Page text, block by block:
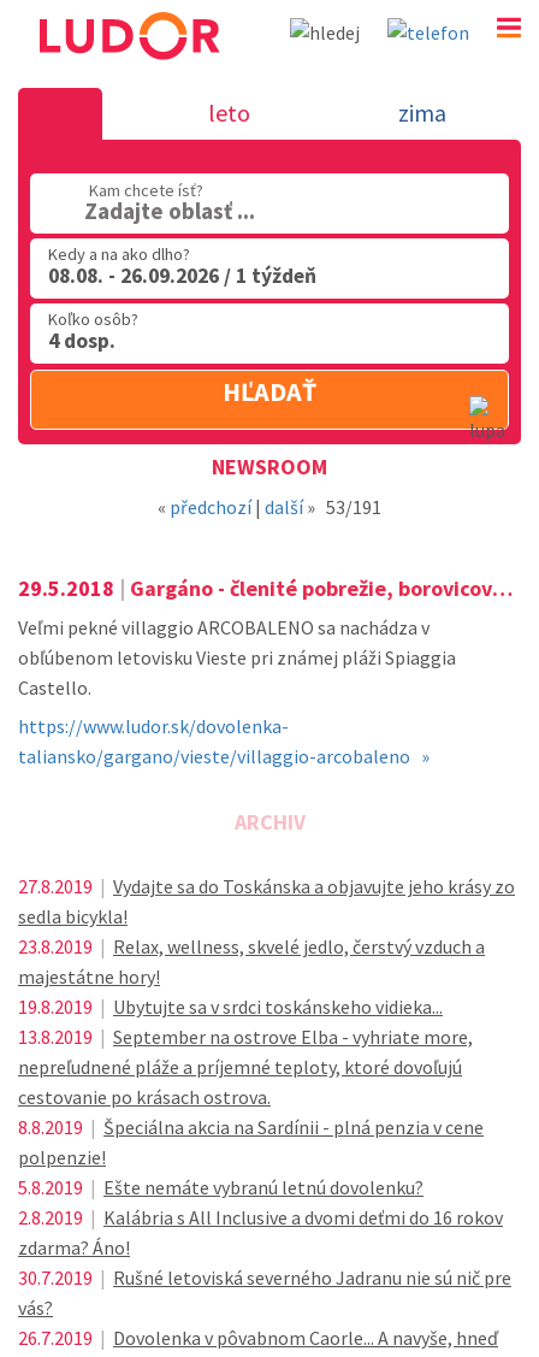
Novinka 29.5.2018 - dovolenka v
02 2063 3182
leto zima
Kam chcete ísť?
Zadajte oblasť ...
Kedy a na ako dlho?
08.08. - 26.09.2026 / 1 týždeň
Koľko osôb?
4 dosp.
HĽADAŤ
NEWSROOM
« předchozí| další» 53/191
29.5.2018 | Gargáno - členité pobrežie, borovicové háje siahajúce až k azúrovému moru, priezračná voda...
Veľmi pekné villaggio ARCOBALENO sa nachádza v
obľúbenom letovisku Vieste pri známej pláži Spiaggia
Castello.
https://www.ludor.sk/dovolenka-
taliansko/gargano/vieste/villaggio-arcobaleno »
ARCHIV
27.8.2019 | Vydajte sa do Toskánska a objavujte jeho krásy zo
sedla bicykla!
23.8.2019 | Relax, wellness, skvelé jedlo, čerstvý vzduch a
majestátne hory!
19.8.2019 | Ubytujte sa v srdci toskánskeho vidieka...
13.8.2019 | September na ostrove Elba - vyhriate more,
nepreľudnené pláže a príjemné teploty, ktoré dovoľujú
cestovanie po krásach ostrova.
8.8.2019 | Špeciálna akcia na Sardínii - plná penzia v cene
polpenzie!
5.8.2019 | Ešte nemáte vybranú letnú dovolenku?
2.8.2019 | Kalábria s All Inclusive a dvomi deťmi do 16 rokov
zdarma? Áno!
30.7.2019 | Rušné letoviská severného Jadranu nie sú nič pre
vás?
26.7.2019 | Dovolenka v pôvabnom Caorle... A navyše, hneď